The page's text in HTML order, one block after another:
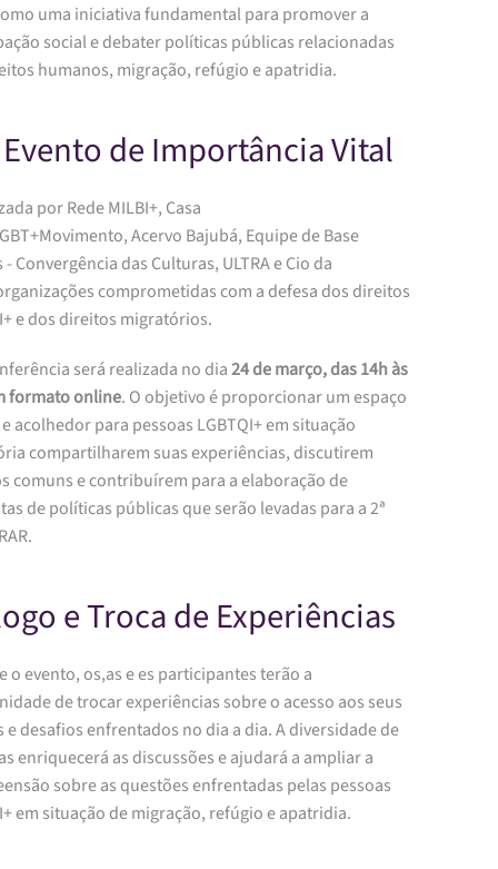
uma iniciativa fundamental para promover a
social e debater políticas públicas relacionadas
humanos, migração, refúgio e apatridia.
de Importância Vital
por Rede MILBI+, Casa
Acervo Bajubá, Equipe de Base
Convergência das Culturas, ULTRA e Cio da
comprometidas com a defesa dos direitos
e dos direitos migratórios.
será realizada no dia24 de março, das 14h às
formato online. O objetivo é proporcionar um espaço
acolhedor para pessoas LGBTQI+ em situação
compartilharem suas experiências, discutirem
comuns e contribuírem para a elaboração de
de políticas públicas que serão levadas para a 2ª
e Troca de Experiências
o evento, os,as e es participantes terão a
de trocar experiências sobre o acesso aos seus
desafios enfrentados no dia a dia. A diversidade de
enriquecerá as discussões e ajudará a ampliar a
sobre as questões enfrentadas pelas pessoas
em situação de migração, refúgio e apatridia.